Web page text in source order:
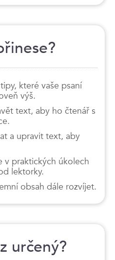
které vaše psaní
výš.
text, aby ho čtenář s
a upravit text, aby
v praktických úkolech
lektorky.
obsah dále rozvíjet.
určený?